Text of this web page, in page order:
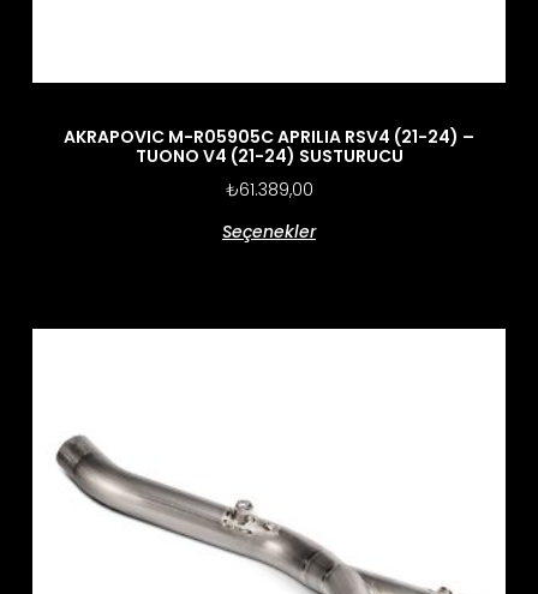
AKRAPOVIC M-R05905C APRILIA RSV4 (21-24) –
TUONO V4 (21-24) SUSTURUCU
₺61.389,00
Seçenekler